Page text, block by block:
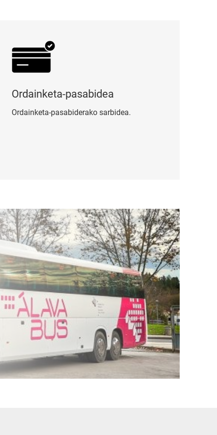
Ordainketa-pasabidea
Ordainketa-pasabiderako sarbidea.